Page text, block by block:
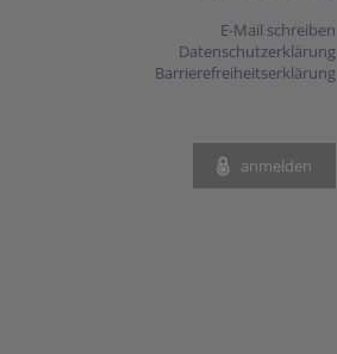
E-Mail schreiben
Datenschutzerklärung
Barrierefreiheitserklärung
anmelden